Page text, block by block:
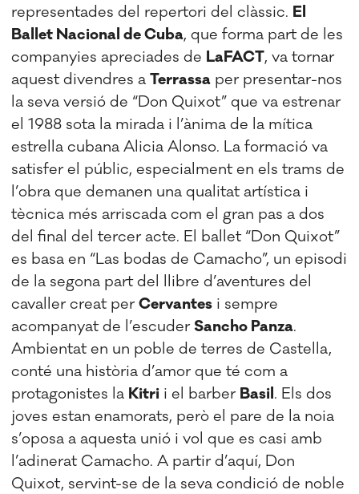
representades del repertori del clàssic. El
Ballet Nacional de Cuba, que forma part de les
companyies apreciades de LaFACT, va tornar
aquest divendres aTerrassa per presentar-nos
la seva versió de “Don Quixot” que va estrenar
el 1988 sota la mirada i l’ànima de la mítica
estrella cubana Alicia Alonso. La formació va
satisfer el públic, especialment en els trams de
l’obra que demanen una qualitat artística i
tècnica més arriscada com el gran pas a dos
del final del tercer acte. El ballet “Don Quixot”
es basa en “Las bodas de Camacho”, un episodi
de la segona part del llibre d’aventures del
cavaller creat perCervantes i sempre
acompanyat de l’escuderSancho Panza.
Ambientat en un poble de terres de Castella,
conté una història d’amor que té com a
protagonistes la Kitri i el barber Basil. Els dos
joves estan enamorats, però el pare de la noia
s’oposa a aquesta unió i vol que es casi amb
l’adinerat Camacho. A partir d’aquí, Don
Quixot, servint-se de la seva condició de noble